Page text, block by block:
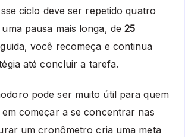
ciclo deve ser repetido quatro
pausa mais longa, de25
você recomeça e continua
até concluir a tarefa.
pode ser muito útil para quem
começar a se concentrar nas
um cronômetro cria uma meta